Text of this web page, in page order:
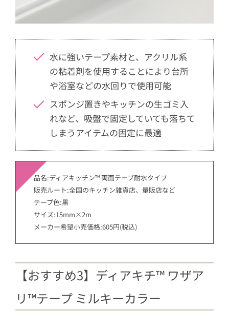
水に強いテープ素材と、アクリル系
の粘着剤を使用することにより台所
や浴室などの水回りで使用可能
スポンジ置きやキッチンの生ゴミ入
れなど、吸盤で固定していても落ちて
しまうアイテムの固定に最適
品名:ディアキッチン™ 両面テープ耐水タイプ
販売ルート:全国のキッチン雑貨店、量販店など
テープ色:黒
サイズ:15mm×2m
メーカー希望小売価格:605円(税込)
【おすすめ3】ディアキチ™ ワザア
リ™テープ ミルキーカラー